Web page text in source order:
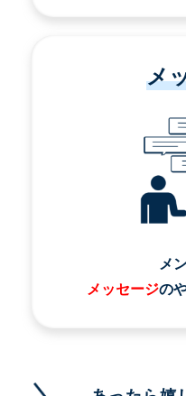
メ
メ
メッセージの